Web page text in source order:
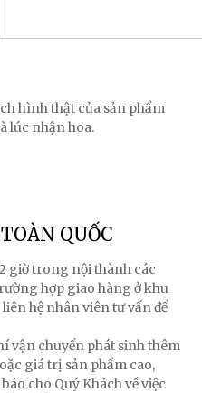
hình thật của sản phẩm
lúc nhận hoa.
QUỐC
giờ trong nội thành các
hợp giao hàng ở khu
hệ nhân viên tư vấn để
vận chuyển phát sinh thêm
giá trị sản phẩm cao,
cho Quý Khách về việc